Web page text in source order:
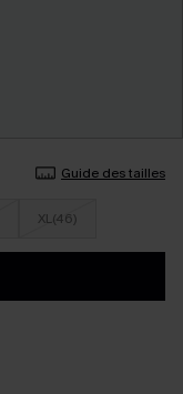
Guide des tailles
XL(46)